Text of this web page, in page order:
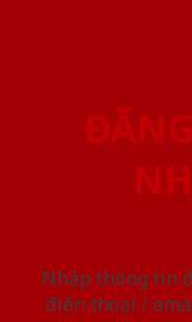
Nhập thông tin
điện thoại /